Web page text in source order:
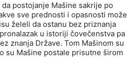
postojanje Mašine sakrije po
sve prednosti i opasnosti može
želeli da ostanu bez priznanja
u istoriji čovečenstva pa
znanja Države. Tom Mašinom su
su Mašine postale prisutne širom